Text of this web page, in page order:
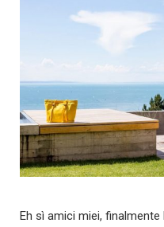
Eh sì amici miei,